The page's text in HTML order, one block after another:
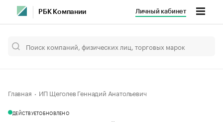
РБК Компании Личный кабинет
Главная ИП Щеголев Геннадий Анатольевич
ДЕЙСТВУЕТОБНОВЛЕНО